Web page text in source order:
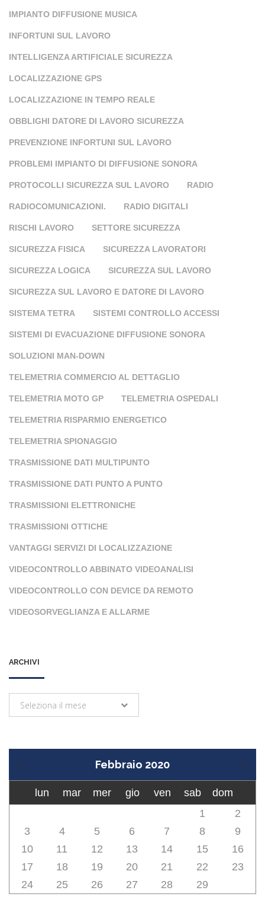
IMPIANTO DIFFUSIONE MUSICA
INFORTUNI SUL LAVORO
INTELLIGENZA ARTIFICIALE SICUREZZA
LOCALIZZAZIONE GPS
LOCALIZZAZIONE IN TEMPO REALE
OBBLIGHI DATORE DI LAVORO SICUREZZA
PREVENZIONE INFORTUNI SUL LAVORO
PROBLEMI IMPIANTO DI DIFFUSIONE SONORA
PROTOCOLLI SICUREZZA SUL LAVORO RADIO
RADIOCOMUNICAZIONI. RADIO DIGITALI
RISCHI LAVORO SETTORE SICUREZZA
SICUREZZA FISICA SICUREZZA LAVORATORI
SICUREZZA LOGICA SICUREZZA SUL LAVORO
SICUREZZA SUL LAVORO E DATORE DI LAVORO
SISTEMA TETRA SISTEMI CONTROLLO ACCESSI
SISTEMI DI EVACUAZIONE DIFFUSIONE SONORA
SOLUZIONI MAN-DOWN
TELEMETRIA COMMERCIO AL DETTAGLIO
TELEMETRIA MOTO GP TELEMETRIA OSPEDALI
TELEMETRIA RISPARMIO ENERGETICO
TELEMETRIA SPIONAGGIO
TRASMISSIONE DATI MULTIPUNTO
TRASMISSIONE DATI PUNTO A PUNTO
TRASMISSIONI ELETTRONICHE
TRASMISSIONI OTTICHE
VANTAGGI SERVIZI DI LOCALIZZAZIONE
VIDEOCONTROLLO ABBINATO VIDEOANALISI
VIDEOCONTROLLO CON DEVICE DA REMOTO
VIDEOSORVEGLIANZA E ALLARME
ARCHIVI
Archivi
Seleziona il mese
Febbraio 2020
lun mar mer gio ven sab
dom
1
2
3
4 5 6 7 8
9
10
11 12 13 14 15
16
17
18 19 20 21 22
23
24
25 26 27 28 29